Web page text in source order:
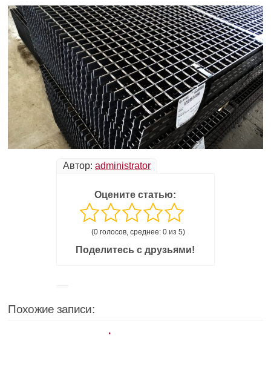
Автор: administrator
Оцените статью:
(0 голосов, среднее: 0 из 5)
Поделитесь с друзьями!
Похожие записи: